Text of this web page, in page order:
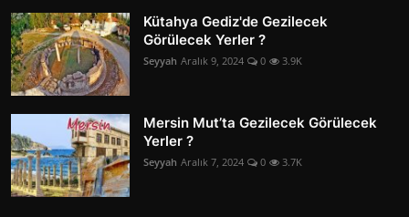
Kütahya Gediz'de Gezilecek
Görülecek Yerler ?
Seyyah Aralık 9, 2024 0 3.9K
Mersin Mut’ta Gezilecek Görülecek
Yerler ?
Seyyah Aralık 7, 2024 0 3.7K